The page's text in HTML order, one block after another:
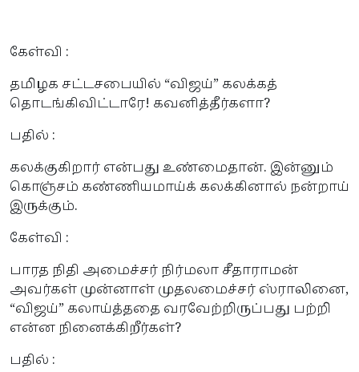
கேள்வி :
தமிழக சட்டசபையில் “விஜய்” கலக்கத்
தொடங்கிவிட்டாரே! கவனித்தீர்களா?
பதில் :
கலக்குகிறார் என்பது உண்மைதான். இன்னும்
கொஞ்சம் கண்ணியமாய்க் கலக்கினால் நன்றாய்
இருக்கும்.
கேள்வி :
பாரத நிதி அமைச்சர் நிர்மலா சீதாராமன்
அவர்கள் முன்னாள் முதலமைச்சர் ஸ்ராலினை,
“விஜய்” கலாய்த்ததை வரவேற்றிருப்பது பற்றி
என்ன நினைக்கிறீர்கள்?
பதில் :